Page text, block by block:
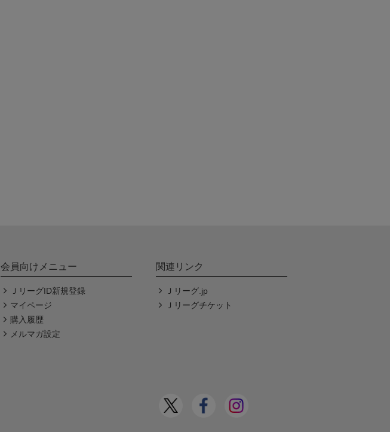
会員向けメニュー
ＪリーグID新規登録
マイページ
購入履歴
メルマガ設定
関連リンク
Ｊリーグ.jp
Ｊリーグチケット